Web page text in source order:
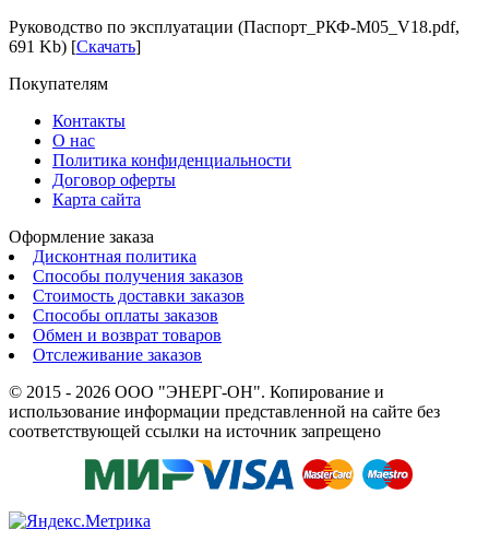
Руководство по эксплуатации (Паспорт_РКФ-М05_V18.pdf,
691 Kb) [Скачать]
Покупателям
Контакты
О нас
Политика конфиденциальности
Договор оферты
Карта сайта
Оформление заказа
Дисконтная политика
Способы получения заказов
Стоимость доставки заказов
Способы оплаты заказов
Обмен и возврат товаров
Отслеживание заказов
© 2015 - 2026 ООО "ЭНЕРГ-ОН". Копирование и
использование информации представленной на сайте без
соответствующей ссылки на источник запрещено